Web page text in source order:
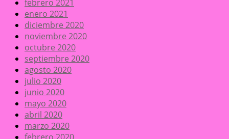
febrero 2021
enero 2021
diciembre 2020
noviembre 2020
octubre 2020
septiembre 2020
agosto 2020
julio 2020
junio 2020
mayo 2020
abril 2020
marzo 2020